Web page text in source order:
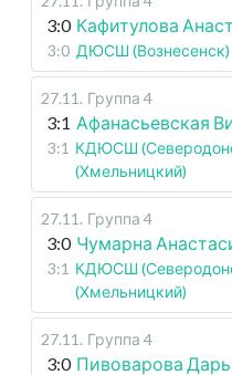
3:0 Кафитулова
3:0 ДЮСШ (Вознесенск)
27.11 . Группа 4
3:1 Афанасьевская
3:1 КДЮСШ
(Хмельницкий)
27.11 . Группа 4
3:0 Чумарна
3:1 КДЮСШ
(Хмельницкий)
27.11 . Группа 4
3:0 Пивоварова